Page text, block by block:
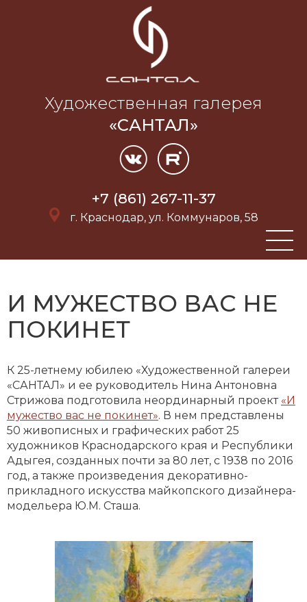
Художественная галерея
«САНТАЛ»
+7 (861) 267-11-37
г. Краснодар, ул. Коммунаров, 58
И МУЖЕСТВО ВАС НЕ
ПОКИНЕТ
К 25-летнему юбилею «Художественной галереи
«САНТАЛ» и ее руководитель Нина Антоновна
Стрижова подготовила неординарный проект «И
мужество вас не покинет». В нем представлены
50 живописных и графических работ 25
художников Краснодарского края и Республики
Адыгея, созданных почти за 80 лет, с 1938 по 2016
год, а также произведения декоративно-
прикладного искусства майкопского дизайнера-
модельера Ю.М. Сташа.